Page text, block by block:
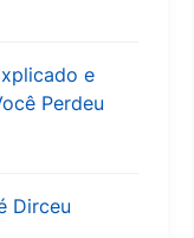
e
Perdeu
Dirceu